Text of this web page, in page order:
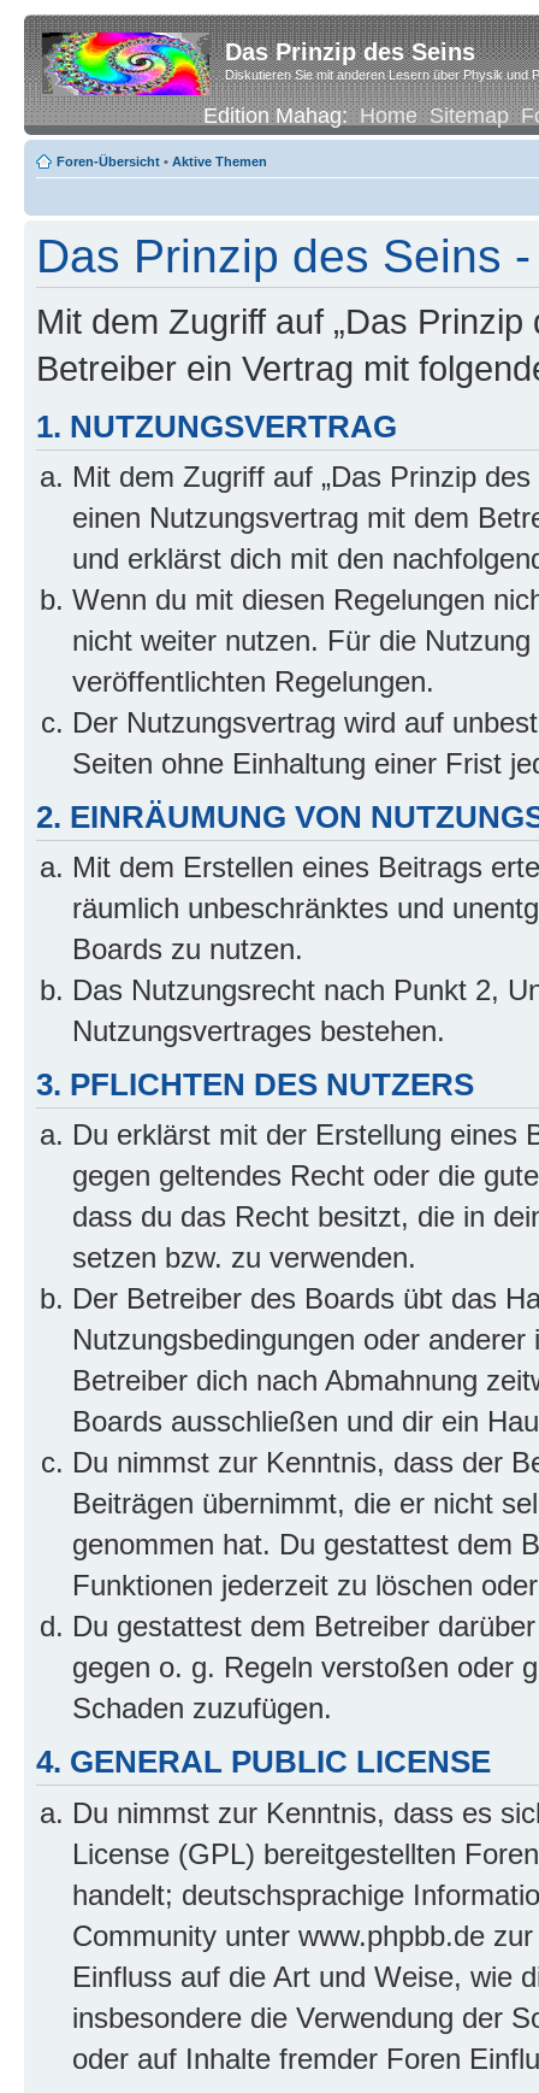
Das Prinzip des Seins
Diskutieren Sie mit anderen Lesern über Physik und
Edition Mahag:Home Sitemap
Foren-Übersicht • Aktive Themen
Das Prinzip des Seins
Mit dem Zugriff auf „Das
Betreiber ein Vertrag mit
1. NUTZUNGSVERTRAG
Mit dem Zugriff auf „Das Prinzip
einen Nutzungsvertrag mit dem
und erklärst dich mit den
Wenn du mit diesen Regelungen
nicht weiter nutzen. Für die
veröffentlichten Regelungen.
Der Nutzungsvertrag wird auf
Seiten ohne Einhaltung einer Frist
2. EINRÄUMUNG VON
Mit dem Erstellen eines Beitrags
räumlich unbeschränktes und
Boards zu nutzen.
Das Nutzungsrecht nach Punkt 2,
Nutzungsvertrages bestehen.
3. PFLICHTEN DES NUTZERS
Du erklärst mit der Erstellung eines
gegen geltendes Recht oder die
dass du das Recht besitzt, die in
setzen bzw. zu verwenden.
Der Betreiber des Boards übt das
Nutzungsbedingungen oder
Betreiber dich nach Abmahnung
Boards ausschließen und dir ein
Du nimmst zur Kenntnis, dass der
Beiträgen übernimmt, die er nicht
genommen hat. Du gestattest dem
Funktionen jederzeit zu löschen
Du gestattest dem Betreiber
gegen o. g. Regeln verstoßen oder
Schaden zuzufügen.
4. GENERAL PUBLIC LICENSE
Du nimmst zur Kenntnis, dass es
License (GPL) bereitgestellten
handelt; deutschsprachige
Community unter www.phpbb.de
Einfluss auf die Art und Weise, wie
insbesondere die Verwendung der
oder auf Inhalte fremder Foren